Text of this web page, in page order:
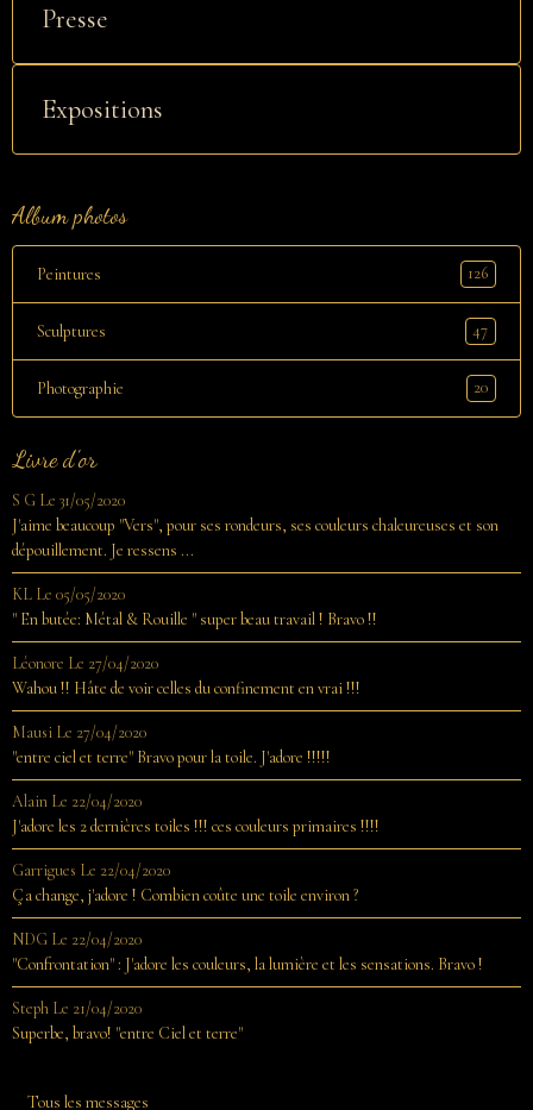
Presse
Expositions
Album photos
Peintures 126
Sculptures 47
Photographie 20
Livre d'or
S G Le 31/05/2020
J'aime beaucoup "Vers", pour ses rondeurs, ses couleurs chaleureuses et son
dépouillement. Je ressens ...
KL Le 05/05/2020
" En butée: Métal & Rouille " super beau travail ! Bravo !!
Léonore Le 27/04/2020
Wahou !! Hâte de voir celles du confinement en vrai !!!
Mausi Le 27/04/2020
"entre ciel et terre" Bravo pour la toile. J'adore !!!!!
Alain Le 22/04/2020
J'adore les 2 dernières toiles !!! ces couleurs primaires !!!!
Garrigues Le 22/04/2020
Ça change, j'adore ! Combien coûte une toile environ ?
NDG Le 22/04/2020
"Confrontation" : J'adore les couleurs, la lumière et les sensations. Bravo !
Steph Le 21/04/2020
Superbe, bravo! "entre Ciel et terre"
Tous les messages